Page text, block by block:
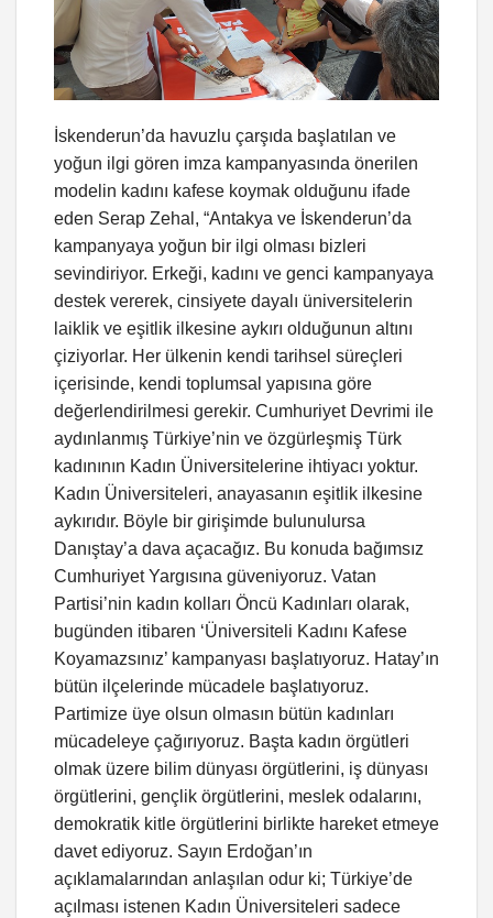
İskenderun’da havuzlu çarşıda başlatılan ve
yoğun ilgi gören imza kampanyasında önerilen
modelin kadını kafese koymak olduğunu ifade
eden Serap Zehal, “Antakya ve İskenderun’da
kampanyaya yoğun bir ilgi olması bizleri
sevindiriyor. Erkeği, kadını ve genci kampanyaya
destek vererek, cinsiyete dayalı üniversitelerin
laiklik ve eşitlik ilkesine aykırı olduğunun altını
çiziyorlar. Her ülkenin kendi tarihsel süreçleri
içerisinde, kendi toplumsal yapısına göre
değerlendirilmesi gerekir. Cumhuriyet Devrimi ile
aydınlanmış Türkiye’nin ve özgürleşmiş Türk
kadınının Kadın Üniversitelerine ihtiyacı yoktur.
Kadın Üniversiteleri, anayasanın eşitlik ilkesine
aykırıdır. Böyle bir girişimde bulunulursa
Danıştay’a dava açacağız. Bu konuda bağımsız
Cumhuriyet Yargısına güveniyoruz. Vatan
Partisi’nin kadın kolları Öncü Kadınları olarak,
bugünden itibaren ‘Üniversiteli Kadını Kafese
Koyamazsınız’ kampanyası başlatıyoruz. Hatay’ın
bütün ilçelerinde mücadele başlatıyoruz.
Partimize üye olsun olmasın bütün kadınları
mücadeleye çağırıyoruz. Başta kadın örgütleri
olmak üzere bilim dünyası örgütlerini, iş dünyası
örgütlerini, gençlik örgütlerini, meslek odalarını,
demokratik kitle örgütlerini birlikte hareket etmeye
davet ediyoruz. Sayın Erdoğan’ın
açıklamalarından anlaşılan odur ki; Türkiye’de
açılması istenen Kadın Üniversiteleri sadece